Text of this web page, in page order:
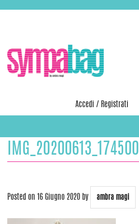
Accedi / Registrati
CAPPELLI INVERNALI DONNA
IMG_20200613_174500
Posted on 16 Giugno 2020 by ambra magi